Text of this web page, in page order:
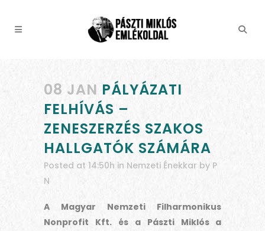
08 JAN PÁLYÁZATI
FELHÍVÁS –
ZENESZERZÉS SZAKOS
HALLGATÓK SZÁMÁRA
Posted at 14:50h in Nemzeti Énekkar by P
N
A Magyar Nemzeti Filharmonikus
Nonprofit Kft.
és a
Pászti Miklós a